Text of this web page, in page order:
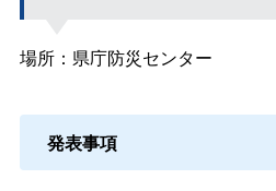
場所：県庁防災センター
発表事項